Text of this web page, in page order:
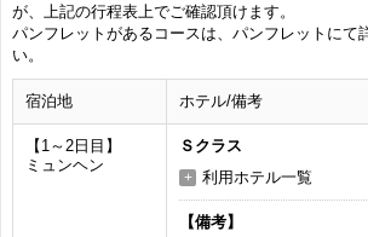
が、上記の行程表上でご確認頂けます。
パンフレットがあるコースは、パンフレットにて
い。
宿泊地 ホテル/備考
【1～2日目】
ミュンヘン
Ｓクラス
利用ホテル一覧
【備考】